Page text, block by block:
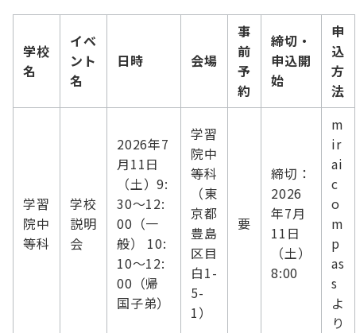
学校
名
イベ
ント
名
日時 会場
事
前
予
約
締切・
申込開
始
申
込
方
法
学習
院中
等科
学校
説明
会
2026年7
月11日
（土）9:
30～12:
00（一
般） 10:
10～12:
00（帰
国子弟）
学習
院中
等科
（東
京都
豊島
区目
白1-
5-
1）
要
締切：
2026
年7月
11日
（土）
8:00
m
ir
ai
c
o
m
p
as
s
よ
り